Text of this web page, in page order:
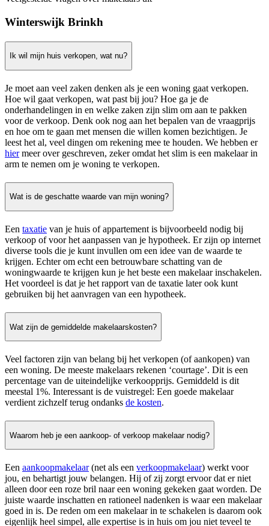
Winterswijk Brinkh
Ik wil mijn huis verkopen, wat nu?
Je moet aan veel zaken denken als je een woning gaat verkopen.
Hoe wil gaat verkopen, wat past bij jou? Hoe ga je de
onderhandelingen in en welke zaken zijn slim om aan te pakken
voor de verkoop. Denk ook nog aan het bepalen van de vraagprijs
en hoe om te gaan met mensen die willen komen bezichtigen. Je
leest het al, veel dingen om rekening mee te houden. We hebben er
hiermeer over geschreven, zeker omdat het slim is een makelaar in
arm te nemen om je woning te verkopen.
Wat is de geschatte waarde van mijn woning?
Een taxatie van je huis of appartement is bijvoorbeeld nodig bij
verkoop of voor het aanpassen van je hypotheek. Er zijn op internet
diverse tools die je kunt invullen om een idee van de waarde te
krijgen. Echter om echt een betrouwbare schatting van de
woningwaarde te krijgen kun je het beste een makelaar inschakelen.
Het voordeel is dat je het rapport van de taxatie later ook kunt
gebruiken bij het aanvragen van een hypotheek.
Wat zijn de gemiddelde makelaarskosten?
Veel factoren zijn van belang bij het verkopen (of aankopen) van
een woning. De meeste makelaars rekenen ‘courtage’. Dit is een
percentage van de uiteindelijke verkoopprijs. Gemiddeld is dit
meestal 1%. Interessant is de vuistregel: Een goede makelaar
verdient zichzelf terug ondanks de kosten.
Waarom heb je een aankoop- of verkoop makelaar nodig?
Een aankoopmakelaar(net als een verkoopmakelaar) werkt voor
jou, en behartigt jouw belangen. Hij of zij zorgt ervoor dat er niet
alleen door een roze bril naar een woning gekeken gaat worden. De
juiste waarde inschatten en rationeel nadenken is waar een makelaar
goed in is. De reden om een makelaar in te schakelen is daarom ook
eigenlijk heel simpel, alle expertise is in huis om jou niet teveel te